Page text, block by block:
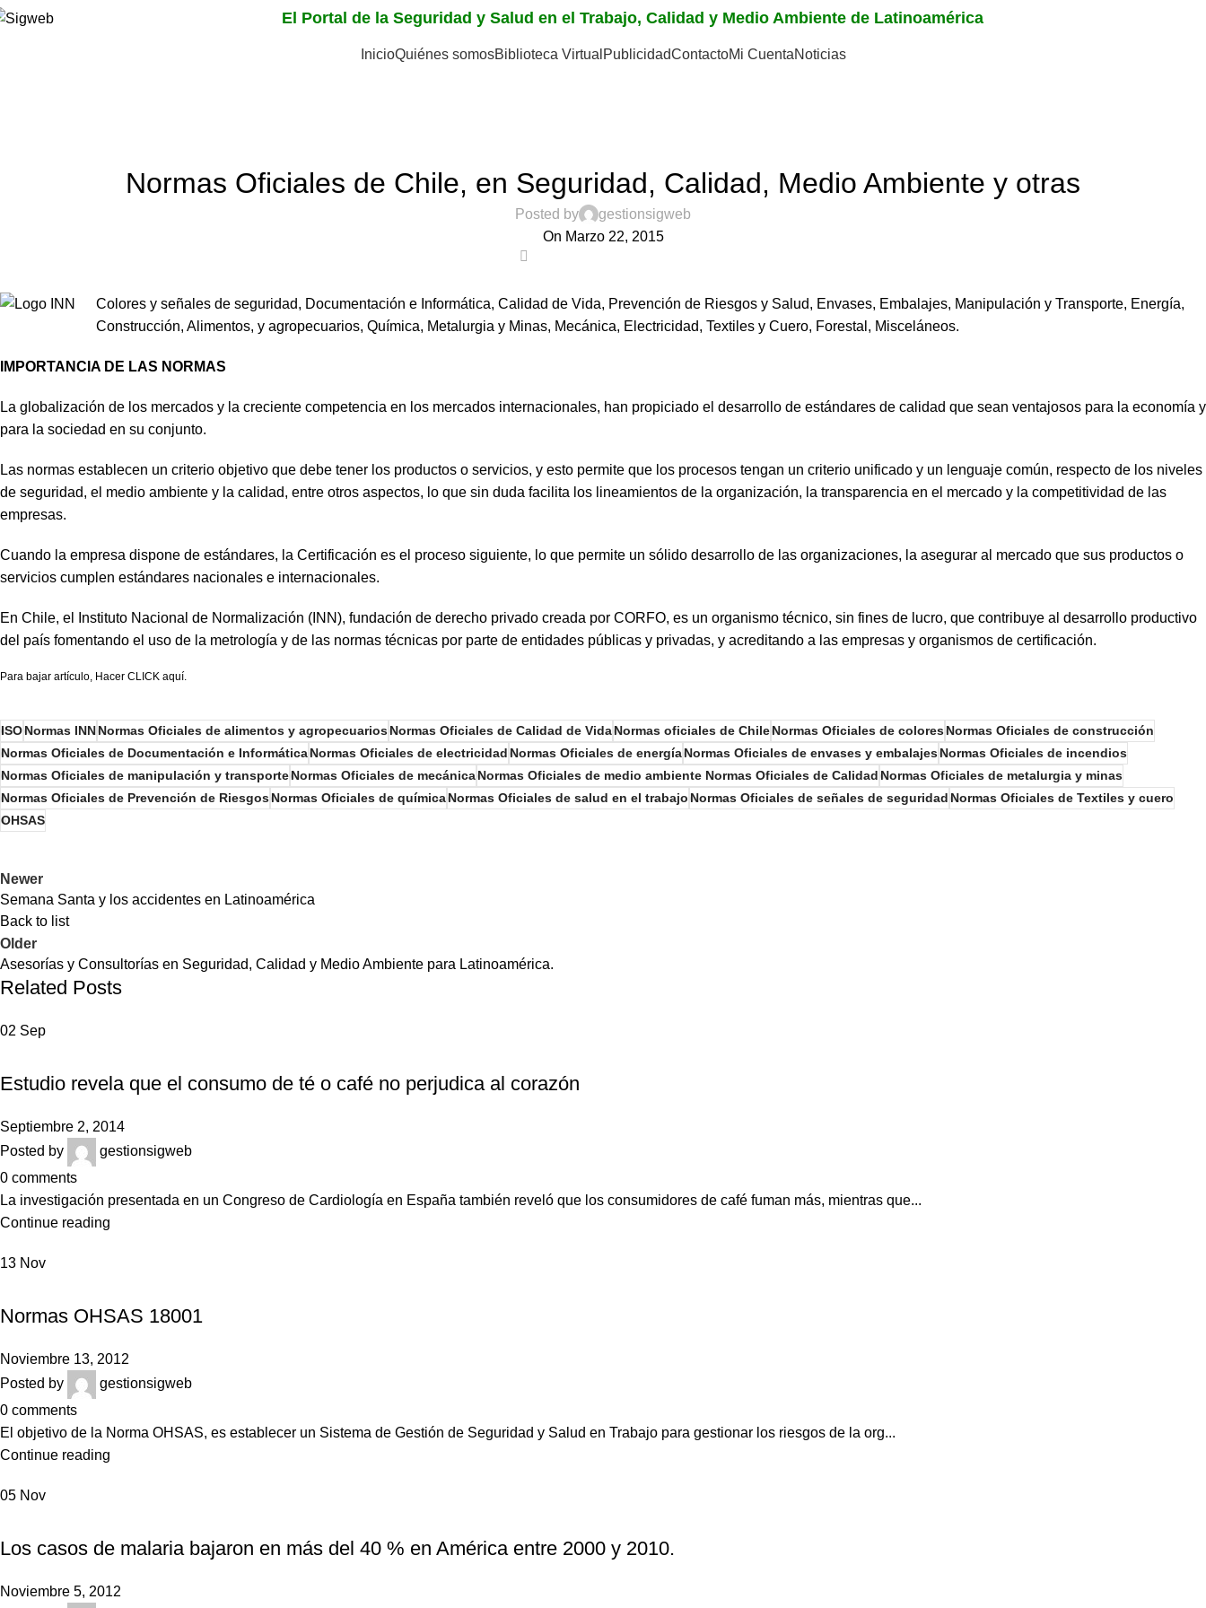
El Portal de la Seguridad y Salud en el Trabajo, Calidad y Medio Ambiente de Latinoamérica
InicioQuiénes somosBiblioteca Virtual PublicidadContactoMi CuentaNoticias
Normas Oficiales de Chile, en Seguridad, Calidad, Medio Ambiente y otras
Posted by
gestionsigweb
On Marzo 22, 2015
Colores y señales de seguridad, Documentación e Informática, Calidad de Vida, Prevención de Riesgos y Salud, Envases, Embalajes, Manipulación y Transporte, Energía,
Construcción, Alimentos, y agropecuarios, Química, Metalurgia y Minas, Mecánica, Electricidad, Textiles y Cuero, Forestal, Misceláneos.
IMPORTANCIA DE LAS NORMAS
La globalización de los mercados y la creciente competencia en los mercados internacionales, han propiciado el desarrollo de estándares de calidad que sean ventajosos para la economía y
para la sociedad en su conjunto.
Las normas establecen un criterio objetivo que debe tener los productos o servicios, y esto permite que los procesos tengan un criterio unificado y un lenguaje común, respecto de los niveles
de seguridad, el medio ambiente y la calidad, entre otros aspectos, lo que sin duda facilita los lineamientos de la organización, la transparencia en el mercado y la competitividad de las
empresas.
Cuando la empresa dispone de estándares, la Certificación es el proceso siguiente, lo que permite un sólido desarrollo de las organizaciones, la asegurar al mercado que sus productos o
servicios cumplen estándares nacionales e internacionales.
En Chile, el Instituto Nacional de Normalización (INN), fundación de derecho privado creada por CORFO, es un organismo técnico, sin fines de lucro, que contribuye al desarrollo productivo
del país fomentando el uso de la metrología y de las normas técnicas por parte de entidades públicas y privadas, y acreditando a las empresas y organismos de certificación.
Para bajar artículo, Hacer CLICK aquí.
ISONormas INNNormas Oficiales de alimentos y agropecuariosNormas Oficiales de Calidad de VidaNormas oficiales de ChileNormas Oficiales de coloresNormas Oficiales de construcción
Normas Oficiales de Documentación e InformáticaNormas Oficiales de electricidadNormas Oficiales de energíaNormas Oficiales de envases y embalajesNormas Oficiales de incendios
Normas Oficiales de manipulación y transporteNormas Oficiales de mecánicaNormas Oficiales de medio ambiente Normas Oficiales de CalidadNormas Oficiales de metalurgia y minas
Normas Oficiales de Prevención de RiesgosNormas Oficiales de químicaNormas Oficiales de salud en el trabajoNormas Oficiales de señales de seguridadNormas Oficiales de Textiles y cuero
OHSAS
Newer
Semana Santa y los accidentes en Latinoamérica
Back to list
Older
Asesorías y Consultorías en Seguridad, Calidad y Medio Ambiente para Latinoamérica.
Related Posts
02 Sep
Estudio revela que el consumo de té o café no perjudica al corazón
Septiembre 2, 2014
Posted by
gestionsigweb
0 comments
La investigación presentada en un Congreso de Cardiología en España también reveló que los consumidores de café fuman más, mientras que...
Continue reading
13 Nov
Normas OHSAS 18001
Noviembre 13, 2012
Posted by
gestionsigweb
0 comments
El objetivo de la Norma OHSAS, es establecer un Sistema de Gestión de Seguridad y Salud en Trabajo para gestionar los riesgos de la org...
Continue reading
05 Nov
Los casos de malaria bajaron en más del 40 % en América entre 2000 y 2010.
Noviembre 5, 2012